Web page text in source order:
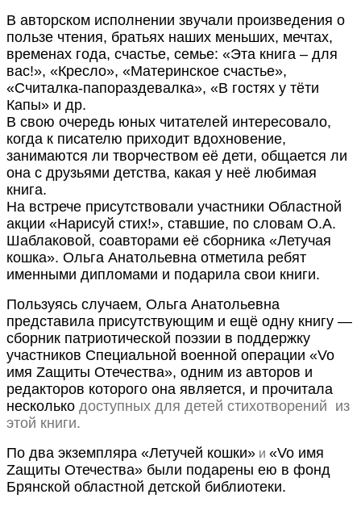
В авторском исполнении звучали произведения о
пользе чтения, братьях наших меньших, мечтах,
временах года, счастье, семье: «Эта книга – для
вас!», «Кресло», «Материнское счастье»,
«Считалка-папораздевалка», «В гостях у тёти
Капы» и др.
В свою очередь юных читателей интересовало,
когда к писателю приходит вдохновение,
занимаются ли творчеством её дети, общается ли
она с друзьями детства, какая у неё любимая
книга.
На встрече присутствовали участники Областной
акции «Нарисуй стих!», ставшие, по словам О.А.
Шаблаковой, соавторами её сборника «Летучая
кошка». Ольга Анатольевна отметила ребят
именными дипломами и подарила свои книги.
Пользуясь случаем, Ольга Анатольевна
представила присутствующим и ещё одну книгу —
сборник патриотической поэзии в поддержку
участников Специальной военной операции «Vo
имя Zащиты Отечества», одним из авторов и
редакторов которого она является, и прочитала
несколько доступных для детей стихотворений из
этой книги.
По два экземпляра «Летучей кошки» и «Vo имя
Zащиты Отечества» были подарены ею в фонд
Брянской областной детской библиотеки.